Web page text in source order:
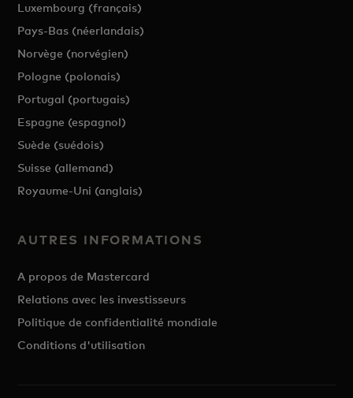
Luxembourg (français)
Pays-Bas (néerlandais)
Norvège (norvégien)
Pologne (polonais)
Portugal (portugais)
Espagne (espagnol)
Suède (suédois)
Suisse (allemand)
Royaume-Uni (anglais)
AUTRES INFORMATIONS
A propos de Mastercard
Relations avec les investisseurs
Politique de confidentialité mondiale
Conditions d'utilisation